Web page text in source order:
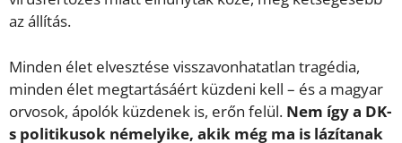
az állítás.
Minden élet elvesztése visszavonhatatlan tragédia,
minden élet megtartásáért küzdeni kell – és a magyar
orvosok, ápolók küzdenek is, erőn felül. Nem így a DK-
s politikusok némelyike, akik még ma is lázítanak